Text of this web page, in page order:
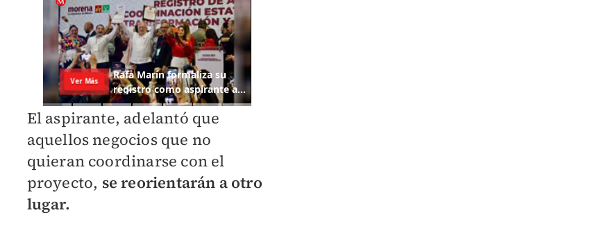
El aspirante, adelantó que
aquellos negocios que no
quieran coordinarse con el
proyecto, se reorientarán a otro
lugar.